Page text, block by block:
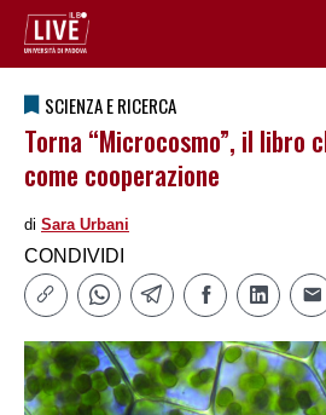
SCIENZA E RICERCA
Torna “Microcosmo”, il libro
come cooperazione
di Sara Urbani
CONDIVIDI